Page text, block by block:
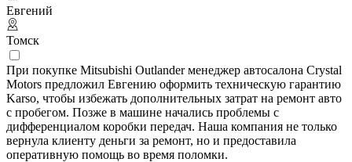
Евгений
Томск
При покупке Mitsubishi Outlander менеджер автосалона Crystal
Motors предложил Евгению оформить техническую гарантию
Karso, чтобы избежать дополнительных затрат на ремонт авто
с пробегом. Позже в машине начались проблемы с
дифференциалом коробки передач. Наша компания не только
вернула клиенту деньги за ремонт, но и предоставила
оперативную помощь во время поломки.